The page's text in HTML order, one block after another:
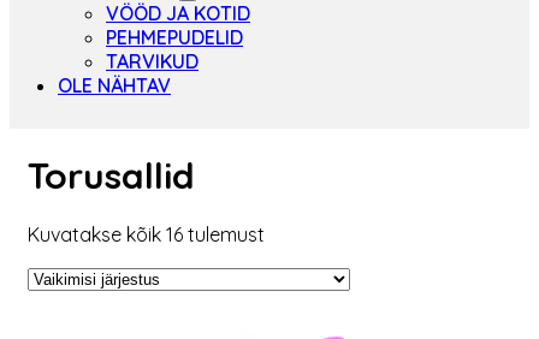
VÖÖD JA KOTID
PEHMEPUDELID
TARVIKUD
OLE NÄHTAV
Torusallid
Kuvatakse kõik 16 tulemust